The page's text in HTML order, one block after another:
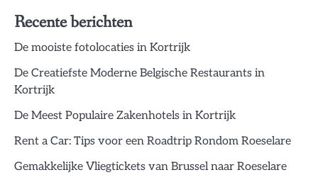
Recente berichten
De mooiste fotolocaties in Kortrijk
De Creatiefste Moderne Belgische Restaurants in
Kortrijk
De Meest Populaire Zakenhotels in Kortrijk
Rent a Car: Tips voor een Roadtrip Rondom Roeselare
Gemakkelijke Vliegtickets van Brussel naar Roeselare